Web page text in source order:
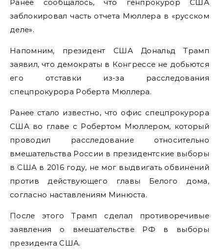
Ранее сообщалось, что генпрокурор США
заблокировал часть отчета Мюллера в «русском
деле».
Напомним, президент США Дональд Трамп
заявил, что демократы в Конгрессе не добьются
его отставки из-за расследования
спецпрокурора Роберта Мюллера.
Ранее стало известно, что офис спецпрокурора
США во главе с Робертом Мюллером, который
проводил расследование относительно
вмешательства России в президентские выборы
в США в 2016 году, не мог выдвигать обвинений
против действующего главы Белого дома,
согласно наставлениям Минюста.
После этого Трамп сделал противоречивые
заявления о вмешательстве РФ в выборы
президента США.